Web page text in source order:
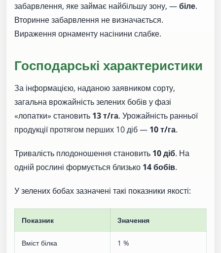
забарвлення, яке займає найбільшу зону, —біле.
Вторинне забарвлення не визначається.
Вираження орнаменту насінини слабке.
Господарські характеристики
За інформацією, наданою заявником сорту,
загальна врожайність зелених бобів у фазі
«лопатки» становить 13 т/га. Урожайність ранньої
продукції протягом перших 10 діб — 10 т/га.
Тривалість плодоношення становить 10 діб. На
одній рослині формується близько 14 бобів.
У зелених бобах зазначені такі показники якості:
Показник Значення
Вміст білка 1 %